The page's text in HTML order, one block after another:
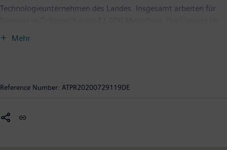
Technologieunternehmen des Landes. Insgesamt arbeiten für
im Geschäftsjahr 2019 bei rund 3,5 Milliarden Euro. Die
energieeffiziente Produkte und Lösungen für die Produktions-,
hochqualitative und integrierte Gesundheitsversorgung.
Mehr
Reference Number: ATPR20200729119DE